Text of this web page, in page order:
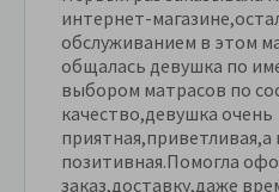
интернет-
обслуживанием в этом
общалась девушка по
выбором матрасов по
качество,девушка очень
приятная,приветливая,а
позитивная.Помогла
заказ,доставку,даже